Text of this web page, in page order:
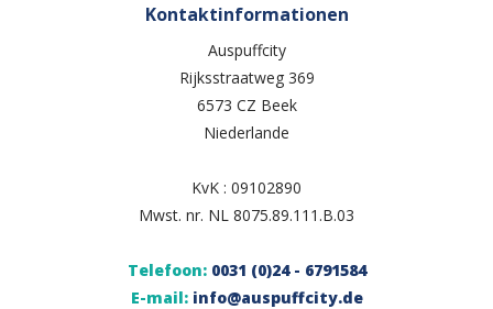
Kontaktinformationen
Auspuffcity
Rijksstraatweg 369
6573 CZ Beek
Niederlande
KvK : 09102890
Mwst. nr. NL 8075.89.111.B.03
Telefoon: 0031 (0)24 - 6791584
E-mail: info@auspuffcity.de